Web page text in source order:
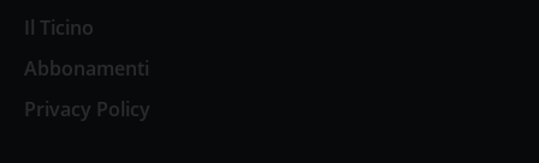
Il Ticino
Abbonamenti
Privacy Policy